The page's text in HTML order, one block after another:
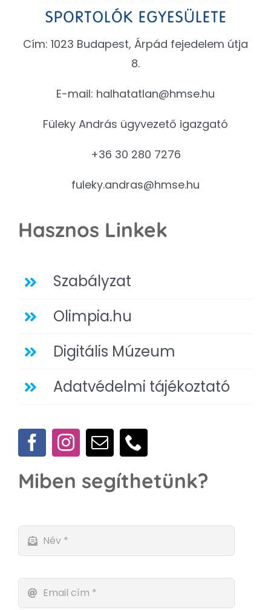
Cím: 1023 Budapest, Árpád fejedelem útja
8.
E-mail: halhatatlan@hmse.hu
Füleky András ügyvezető igazgató
+36 30 280 7276
fuleky.andras@hmse.hu
Hasznos Linkek
Szabályzat
Olimpia.hu
Digitális Múzeum
Adatvédelmi tájékoztató
Miben segíthetünk?